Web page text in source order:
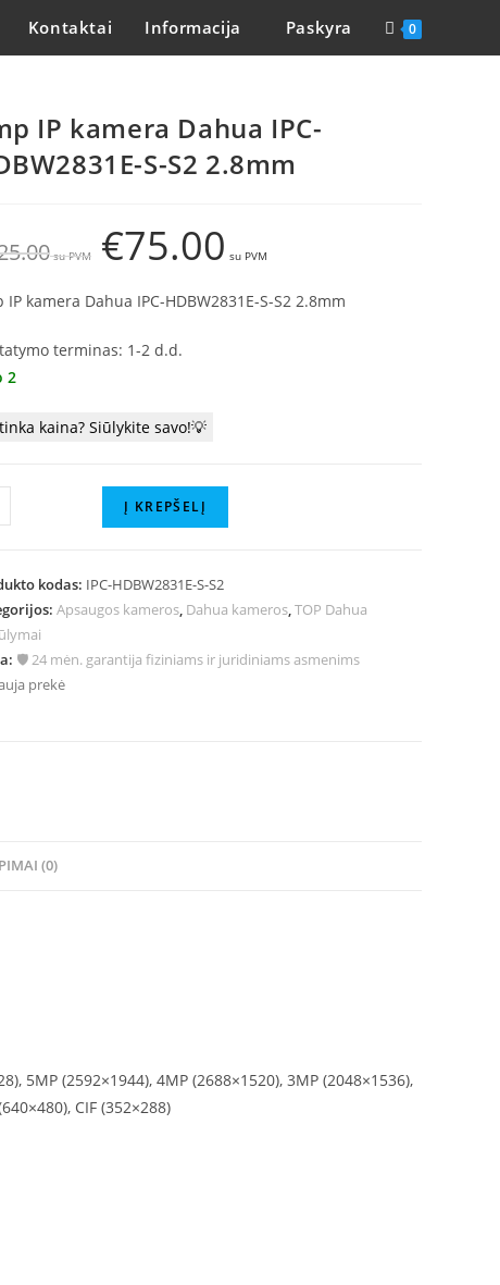
Kontaktai Informacija Paskyra 0
IP kamera Dahua IPC-
S-S2 2.8mm
€75.00
IP kamera Dahua IPC-HDBW2831E-S-S2 2.8mm
terminas: 1-2 d.d.
2
kaina? Siūlykite savo!💡
Į KREPŠELĮ
kodas: IPC-HDBW2831E-S-S2
Apsaugos kameros, Dahua kameros,TOP Dahua
🛡️ 24 mėn. garantija fiziniams ir juridiniams asmenims
prekė
(0)
5MP (2592×1944), 4MP (2688×1520), 3MP (2048×1536),
CIF (352×288)